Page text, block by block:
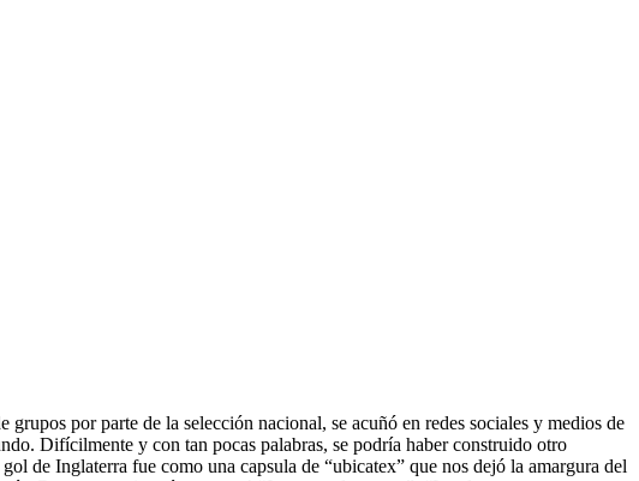
por parte de la selección nacional, se acuñó en redes sociales y medios de
Difícilmente y con tan pocas palabras, se podría haber construido otro
de Inglaterra fue como una capsula de “ubicatex” que nos dejó la amargura del